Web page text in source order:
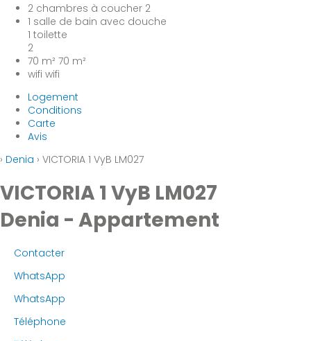
2 chambres à coucher 2
1 salle de bain avec douche
1 toilette
2
70 m² 70 m²
wifi wifi
Logement
Conditions
Carte
Avis
› Denia › VICTORIA 1 VyB LM027
VICTORIA 1 VyB LM027
Denia - Appartement
Contacter
WhatsApp
WhatsApp
Téléphone